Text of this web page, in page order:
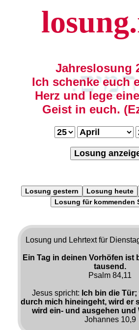
Jahreslosung
Ich schenke euch
Herz und lege
Geist in euch.
Losung
Losung gestern Losung heute
Losung für kommenden
Losung und Lehrtext für
Ein Tag in deinen Vorhöfen ist
tausend.
Psalm 84,11
Jesus spricht: Ich bin die
durch mich hineingeht, wird er
wird ein- und ausgehen und
Johannes 10,9